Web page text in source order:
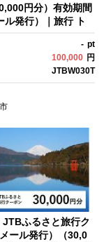
円分）有効期間
ル発行）｜旅行 ト
旅行券 宿泊券 旅
ル 旅館 チケッ
れ カップル 家
すめ 旅行クーポ
ライン ネット予
期間3年
- pt
100,000 円
JTBW030T
JTBふるさと旅行ク
ール発行）（30,0